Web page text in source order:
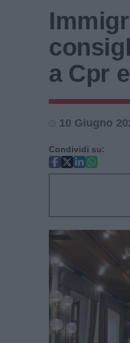
a Cpr
10 Giugno
Condividi su: